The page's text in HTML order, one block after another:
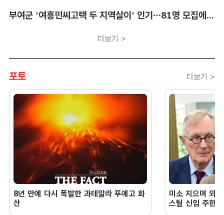
부여군 '여흥민씨고택 두 지역살이' 인기…81명 모집에 712명 몰려
더보기 >
포토 더보기 >
8년 만에 다시 폭발한 과테말라 푸에고 화
산
미소 지으며 외
스틸 신임 주한